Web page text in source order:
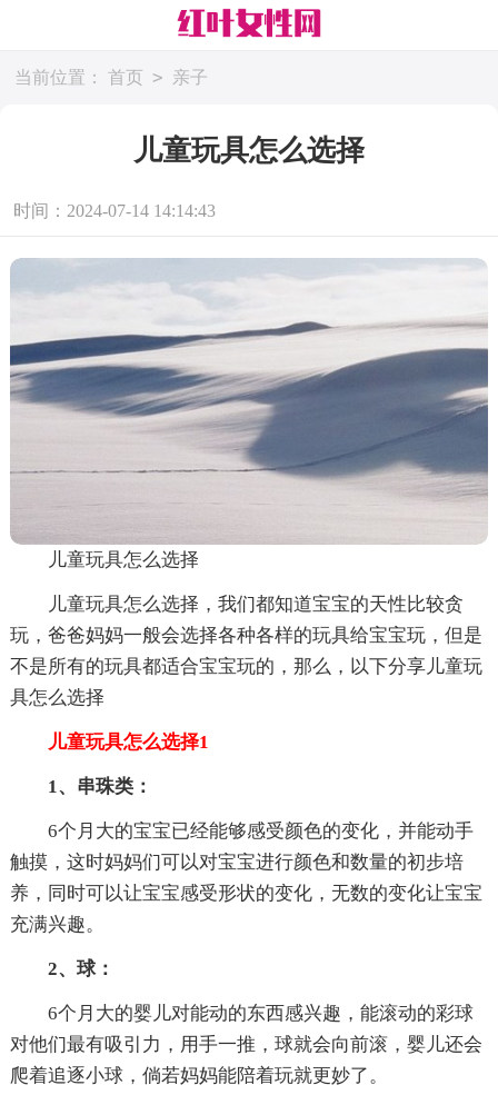
当前位置： 首页 > 亲子
儿童玩具怎么选择
时间：2024-07-14 14:14:43
儿童玩具怎么选择
儿童玩具怎么选择，我们都知道宝宝的天性比较贪
玩，爸爸妈妈一般会选择各种各样的玩具给宝宝玩，但是
不是所有的玩具都适合宝宝玩的，那么，以下分享儿童玩
具怎么选择
儿童玩具怎么选择1
1、串珠类：
6个月大的宝宝已经能够感受颜色的变化，并能动手
触摸，这时妈妈们可以对宝宝进行颜色和数量的初步培
养，同时可以让宝宝感受形状的变化，无数的变化让宝宝
充满兴趣。
2、球：
6个月大的婴儿对能动的东西感兴趣，能滚动的彩球
对他们最有吸引力，用手一推，球就会向前滚，婴儿还会
爬着追逐小球，倘若妈妈能陪着玩就更妙了。